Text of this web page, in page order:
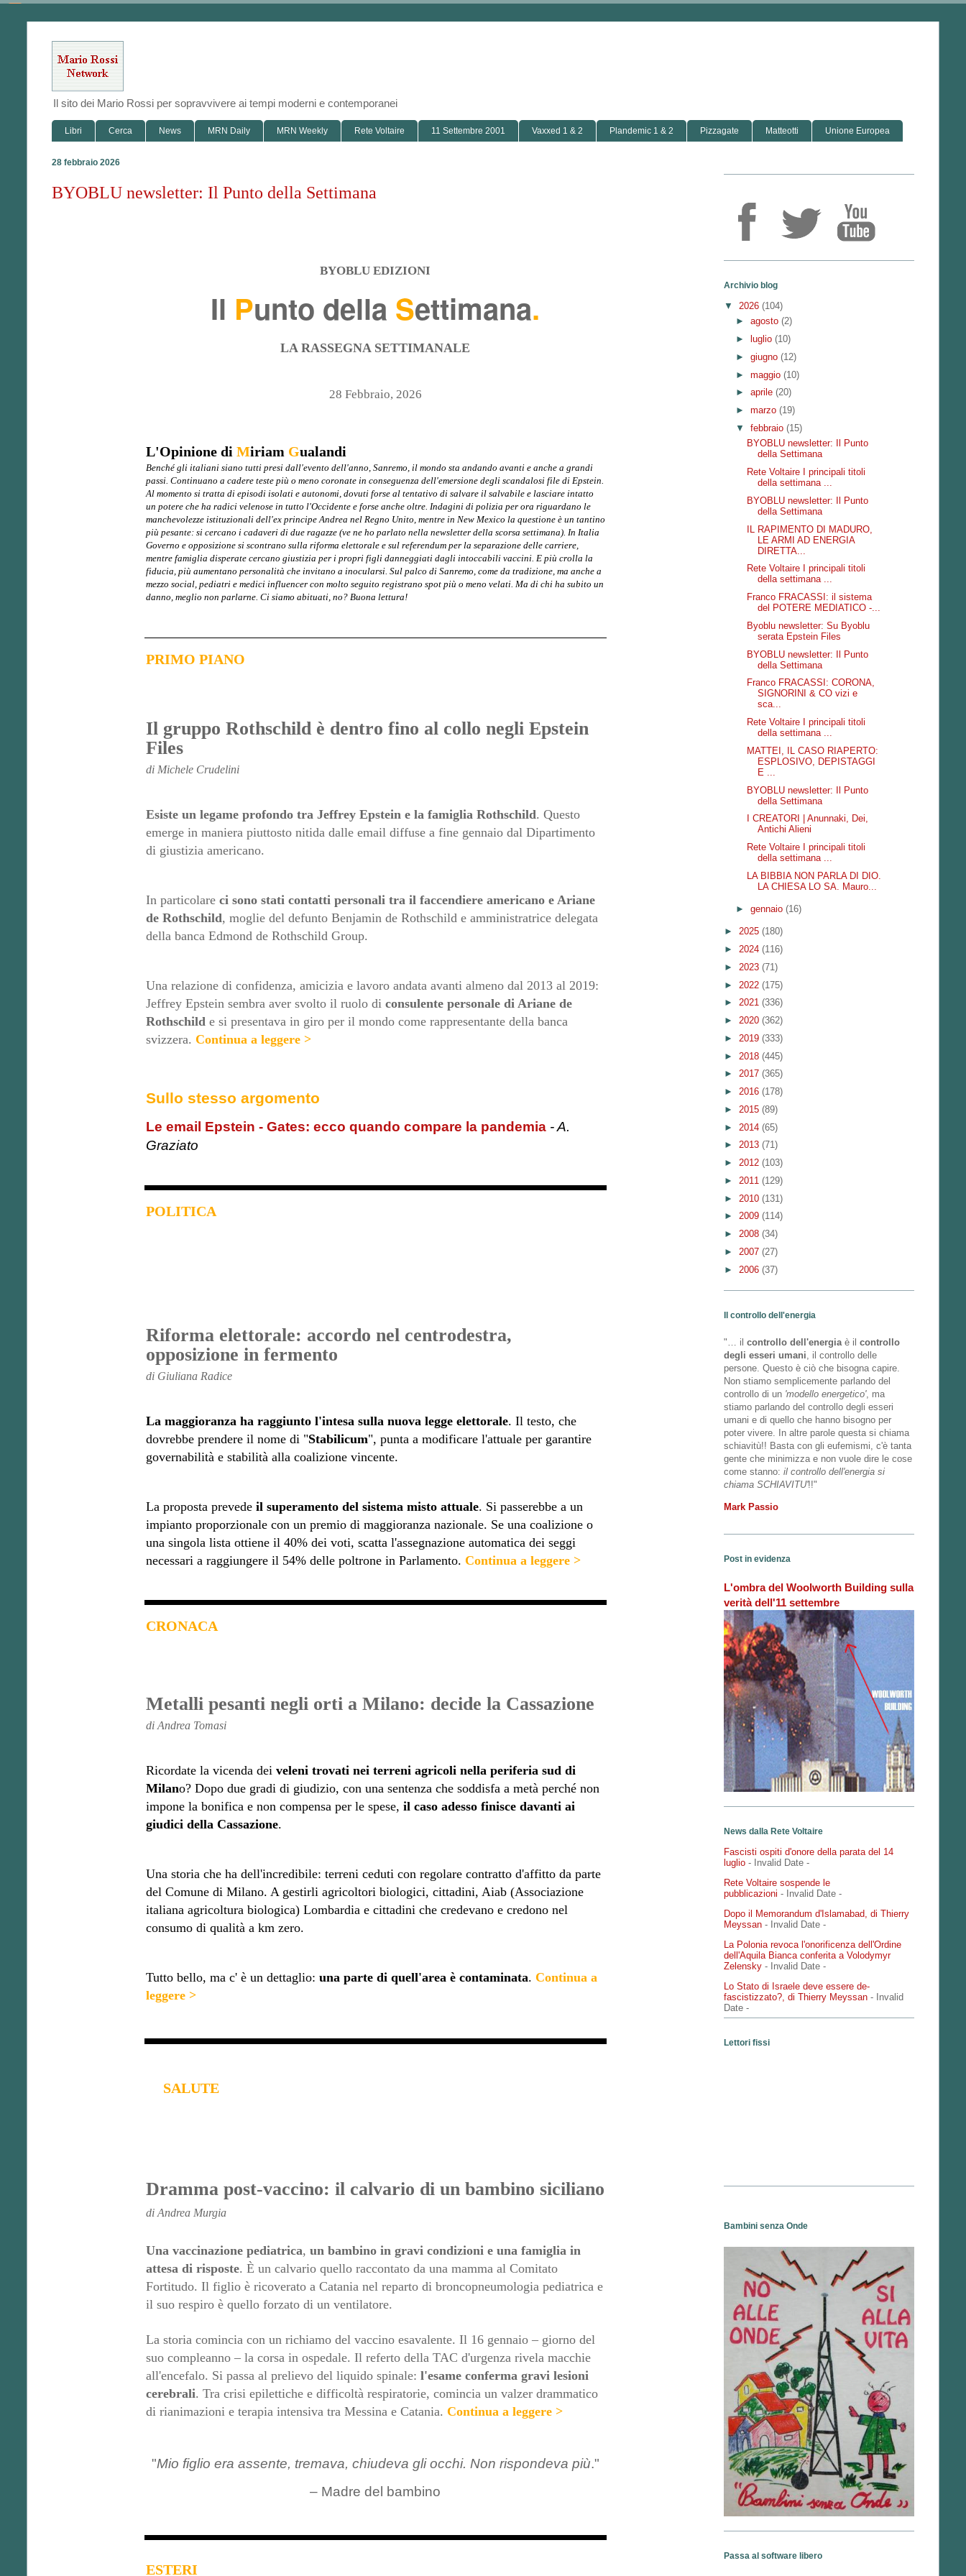
Il sito dei Mario Rossi per sopravvivere ai tempi moderni e contemporanei
Libri Cerca News MRN Daily MRN Weekly Rete Voltaire 11 Settembre 2001 Vaxxed 1 & 2 Plandemic 1 & 2 Pizzagate Matteotti Unione Europea
28 febbraio 2026
BYOBLU newsletter: Il Punto della Settimana
BYOBLU EDIZIONI
Il Punto della Settimana.
LA RASSEGNA SETTIMANALE
28 Febbraio, 2026
L'Opinione di Miriam Gualandi
Benché gli italiani siano tutti presi dall'evento dell'anno, Sanremo, il mondo sta andando avanti e anche a grandi
passi. Continuano a cadere teste più o meno coronate in conseguenza dell'emersione degli scandalosi file di Epstein.
Al momento si tratta di episodi isolati e autonomi, dovuti forse al tentativo di salvare il salvabile e lasciare intatto
un potere che ha radici velenose in tutto l'Occidente e forse anche oltre. Indagini di polizia per ora riguardano le
manchevolezze istituzionali dell'ex principe Andrea nel Regno Unito, mentre in New Mexico la questione è un tantino
più pesante: si cercano i cadaveri di due ragazze (ve ne ho parlato nella newsletter della scorsa settimana). In Italia
Governo e opposizione si scontrano sulla riforma elettorale e sul referendum per la separazione delle carriere,
mentre famiglia disperate cercano giustizia per i propri figli danneggiati dagli intoccabili vaccini. E più crolla la
fiducia, più aumentano personalità che invitano a inocularsi. Sul palco di Sanremo, come da tradizione, ma anche a
mezzo social, pediatri e medici influencer con molto seguito registrano spot più o meno velati. Ma di chi ha subito un
danno, meglio non parlarne. Ci siamo abituati, no? Buona lettura!
PRIMO PIANO
Il gruppo Rothschild è dentro fino al collo negli Epstein
Files
di Michele Crudelini
Esiste un legame profondo tra Jeffrey Epstein e la famiglia Rothschild. Questo
emerge in maniera piuttosto nitida dalle email diffuse a fine gennaio dal Dipartimento
di giustizia americano.
In particolare ci sono stati contatti personali tra il faccendiere americano e Ariane
de Rothschild, moglie del defunto Benjamin de Rothschild e amministratrice delegata
della banca Edmond de Rothschild Group.
Una relazione di confidenza, amicizia e lavoro andata avanti almeno dal 2013 al 2019:
Jeffrey Epstein sembra aver svolto il ruolo di consulente personale di Ariane de
Rothschild e si presentava in giro per il mondo come rappresentante della banca
svizzera. Continua a leggere >
Sullo stesso argomento
Le email Epstein - Gates: ecco quando compare la pandemia - A.
Graziato
POLITICA
Riforma elettorale: accordo nel centrodestra,
opposizione in fermento
di Giuliana Radice
La maggioranza ha raggiunto l'intesa sulla nuova legge elettorale. Il testo, che
dovrebbe prendere il nome di "Stabilicum", punta a modificare l'attuale per garantire
governabilità e stabilità alla coalizione vincente.
La proposta prevede il superamento del sistema misto attuale. Si passerebbe a un
impianto proporzionale con un premio di maggioranza nazionale. Se una coalizione o
una singola lista ottiene il 40% dei voti, scatta l'assegnazione automatica dei seggi
necessari a raggiungere il 54% delle poltrone in Parlamento. Continua a leggere >
CRONACA
Metalli pesanti negli orti a Milano: decide la Cassazione
di Andrea Tomasi
Ricordate la vicenda dei veleni trovati nei terreni agricoli nella periferia sud di
Milano? Dopo due gradi di giudizio, con una sentenza che soddisfa a metà perché non
impone la bonifica e non compensa per le spese, il caso adesso finisce davanti ai
giudici della Cassazione.
Una storia che ha dell'incredibile: terreni ceduti con regolare contratto d'affitto da parte
del Comune di Milano. A gestirli agricoltori biologici, cittadini, Aiab (Associazione
italiana agricoltura biologica) Lombardia e cittadini che credevano e credono nel
consumo di qualità a km zero.
Tutto bello, ma c' è un dettaglio: una parte di quell'area è contaminata. Continua a
leggere >
SALUTE
Dramma post-vaccino: il calvario di un bambino siciliano
di Andrea Murgia
Una vaccinazione pediatrica, un bambino in gravi condizioni e una famiglia in
attesa di risposte. È un calvario quello raccontato da una mamma al Comitato
Fortitudo. Il figlio è ricoverato a Catania nel reparto di broncopneumologia pediatrica e
il suo respiro è quello forzato di un ventilatore.
La storia comincia con un richiamo del vaccino esavalente. Il 16 gennaio – giorno del
suo compleanno – la corsa in ospedale. Il referto della TAC d'urgenza rivela macchie
all'encefalo. Si passa al prelievo del liquido spinale: l'esame conferma gravi lesioni
cerebrali. Tra crisi epilettiche e difficoltà respiratorie, comincia un valzer drammatico
di rianimazioni e terapia intensiva tra Messina e Catania. Continua a leggere >
"Mio figlio era assente, tremava, chiudeva gli occhi. Non rispondeva più."
– Madre del bambino
ESTERI
Archivio blog
▼ 2026 (104)
► agosto (2)
►
luglio (10)
► giugno (12)
► maggio (10)
► aprile (20)
► marzo (19)
▼ febbraio (15)
BYOBLU newsletter: Il Punto
della Settimana
Rete Voltaire I principali titoli
della settimana ...
BYOBLU newsletter: Il Punto
della Settimana
IL RAPIMENTO DI MADURO,
LE ARMI AD ENERGIA
DIRETTA...
Rete Voltaire I principali titoli
della settimana ...
Franco FRACASSI: il sistema
del POTERE MEDIATICO -...
Byoblu newsletter: Su Byoblu
serata Epstein Files
BYOBLU newsletter: Il Punto
della Settimana
Franco FRACASSI: CORONA,
SIGNORINI & CO vizi e
sca...
Rete Voltaire I principali titoli
della settimana ...
MATTEI, IL CASO RIAPERTO:
ESPLOSIVO, DEPISTAGGI
E ...
BYOBLU newsletter: Il Punto
della Settimana
I CREATORI | Anunnaki, Dei,
Antichi Alieni
Rete Voltaire I principali titoli
della settimana ...
LA BIBBIA NON PARLA DI DIO.
LA CHIESA LO SA. Mauro...
► gennaio (16)
► 2025 (180)
► 2024 (116)
► 2023 (71)
► 2022 (175)
► 2021 (336)
► 2020 (362)
► 2019 (333)
► 2018 (445)
► 2017 (365)
► 2016 (178)
► 2015 (89)
► 2014 (65)
► 2013 (71)
► 2012 (103)
► 2011 (129)
► 2010 (131)
► 2009 (114)
► 2008 (34)
► 2007 (27)
► 2006 (37)
Il controllo dell'energia
"… il controllo dell'energiaè il controllo
degli esseri umani, il controllo delle
persone. Questo è ciò che bisogna capire.
Non stiamo semplicemente parlando del
controllo di un 'modello energetico', ma
stiamo parlando del controllo degli esseri
umani e di quello che hanno bisogno per
poter vivere. In altre parole questa si chiama
schiavitù!! Basta con gli eufemismi, c'è tanta
gente che minimizza e non vuole dire le cose
come stanno: il controllo dell'energia si
chiama SCHIAVITU'!!"
Mark Passio
Post in evidenza
L'ombra del Woolworth Building sulla
verità dell'11 settembre
News dalla Rete Voltaire
Fascisti ospiti d'onore della parata del 14
luglio - Invalid Date -
Rete Voltaire sospende le
pubblicazioni - Invalid Date -
Dopo il Memorandum d'Islamabad, di Thierry
Meyssan - Invalid Date -
La Polonia revoca l'onorificenza dell'Ordine
dell'Aquila Bianca conferita a Volodymyr
Zelensky - Invalid Date -
Lo Stato di Israele deve essere de-
fascistizzato?, di Thierry Meyssan - Invalid
Date -
Lettori fissi
Bambini senza Onde
Passa al software libero